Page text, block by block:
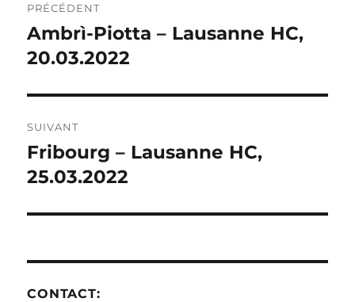
DE
L’ARTICLE
PRÉCÉDENT
Publication
précédente :
Ambrì-Piotta – Lausanne HC,
20.03.2022
SUIVANT
Publication
suivante :
Fribourg – Lausanne HC,
25.03.2022
CONTACT: